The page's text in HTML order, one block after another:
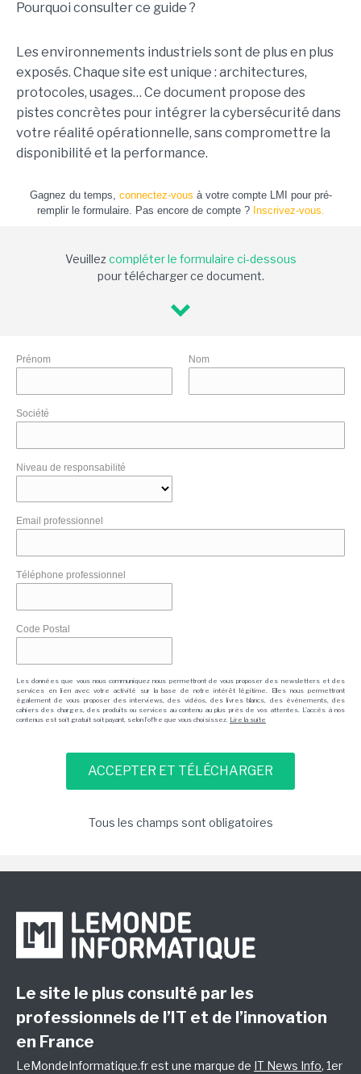
Pourquoi consulter ce guide ?
Les environnements industriels sont de plus en plus
exposés. Chaque site est unique : architectures,
protocoles, usages… Ce document propose des
pistes concrètes pour intégrer la cybersécurité dans
votre réalité opérationnelle, sans compromettre la
disponibilité et la performance.
Gagnez du temps, connectez-vous à votre compte LMI pour pré-
remplir le formulaire. Pas encore de compte ? Inscrivez-vous.
Veuillezcompléter le formulaire ci-dessous
pour télécharger ce document.
Prénom Nom
Société
Niveau de responsabilité
Email professionnel
Téléphone professionnel
Code Postal
Les données que vous nous communiquez nous permettront de vous proposer des newsletters et des
services en lien avec votre activité sur la base de notre intérêt légitime. Elles nous permettront
également de vous proposer des interviews, des vidéos, des livres blancs, des événements, des
cahiers des charges, des produits ou services au contenu au plus près de vos attentes. L'accès à nos
contenus est soit gratuit soit payant, selon l'offre que vous choisissez. Lire la suite
Tous les champs sont obligatoires
Le site le plus consulté par les
professionnels de l’IT et de l’innovation
en France
LeMondeInformatique.fr est une marque de IT News Info, 1er